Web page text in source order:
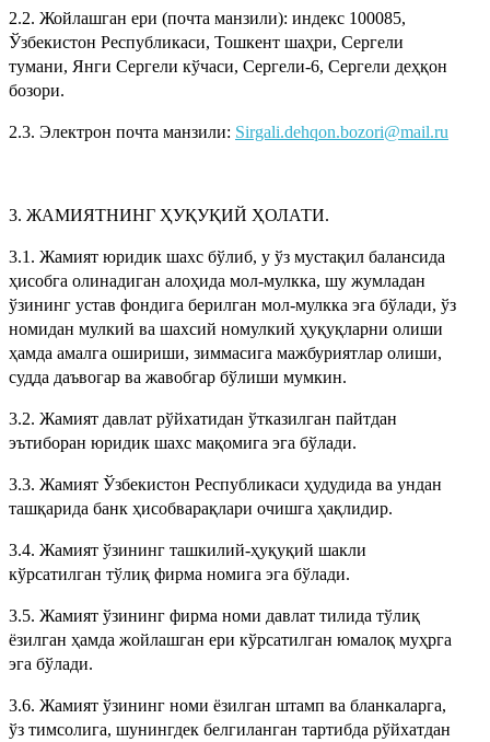
2.2. Жойлашган ери (почта манзили): индекс 100085,
Ўзбекистон Республикаси, Тошкент шаҳри, Сергели
тумани, Янги Сергели кўчаси, Сергели-6, Сергели деҳқон
бозори.
2.3. Электрон почта манзили: Sirgali.dehqon.bozori@mail.ru
3. ЖАМИЯТНИНГ ҲУҚУҚИЙ ҲОЛАТИ.
3.1. Жамият юридик шахс бўлиб, у ўз мустақил балансида
ҳисобга олинадиган алоҳида мол-мулкка, шу жумладан
ўзининг устав фондига берилган мол-мулкка эга бўлади, ўз
номидан мулкий ва шахсий номулкий ҳуқуқларни олиши
ҳамда амалга ошириши, зиммасига мажбуриятлар олиши,
судда даъвогар ва жавобгар бўлиши мумкин.
3.2. Жамият давлат рўйхатидан ўтказилган пайтдан
эътиборан юридик шахс мақомига эга бўлади.
3.3. Жамият Ўзбекистон Республикаси ҳудудида ва ундан
ташқарида банк ҳисобварақлари очишга ҳақлидир.
3.4. Жамият ўзининг ташкилий-ҳуқуқий шакли
кўрсатилган тўлиқ фирма номига эга бўлади.
3.5. Жамият ўзининг фирма номи давлат тилида тўлиқ
ёзилган ҳамда жойлашган ери кўрсатилган юмалоқ муҳрга
эга бўлади.
3.6. Жамият ўзининг номи ёзилган штамп ва бланкаларга,
ўз тимсолига, шунингдек белгиланган тартибда рўйхатдан